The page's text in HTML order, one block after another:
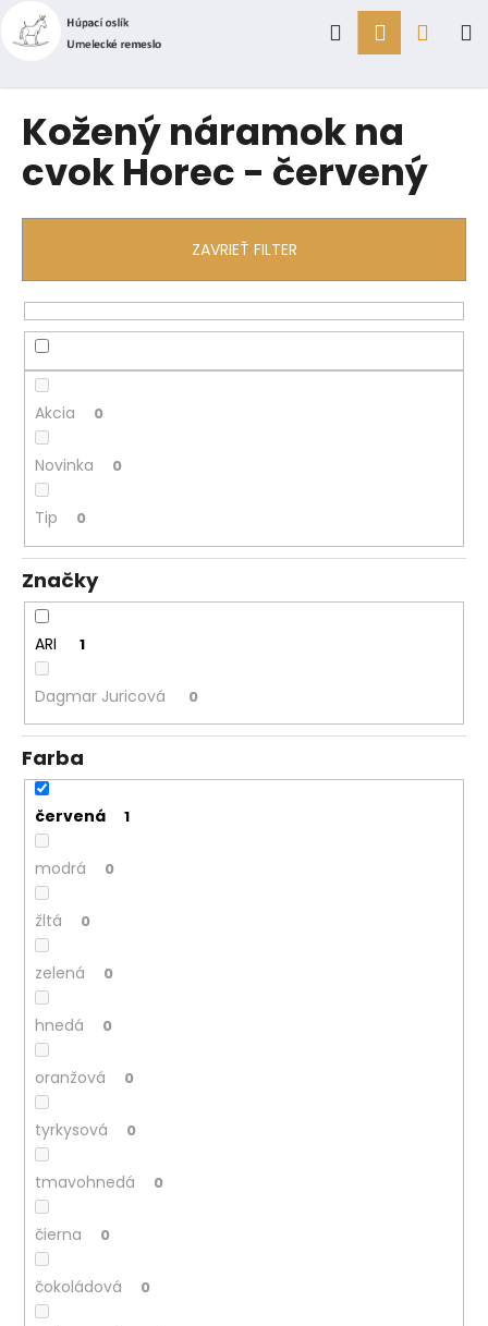
obsah
Hľadať
košík
Kožený náramok na
cvok Horec - červený
ZAVRIEŤ FILTER
Akcia 0
Novinka 0
Tip 0
Značky
ARI 1
Dagmar Juricová 0
Farba
červená 1
modrá 0
žltá 0
zelená 0
hnedá 0
oranžová 0
tyrkysová 0
tmavohnedá 0
čierna 0
čokoládová 0
o
í
Späť
Späť
Č
o
p
e
b
u
j
e
e
n
á
j
s
ť
?
HĽADAŤ
O
d
p
o
ú
a
m